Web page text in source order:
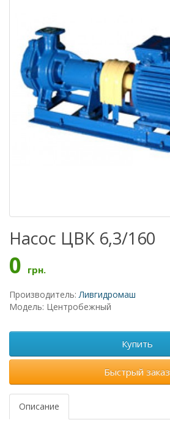
Насос ЦВК 6,3/160
0 грн.
Производитель:Ливгидромаш
Модель: Центробежный
Купить
Быстрый заказ
Описание